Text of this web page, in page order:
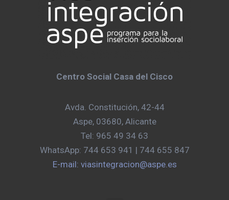
Centro Social Casa del Cisco
Avda. Constitución, 42-44
Aspe, 03680, Alicante
Tel: 965 49 34 63
WhatsApp: 744 653 941 | 744 655 847
E-mail: viasintegracion@aspe.es